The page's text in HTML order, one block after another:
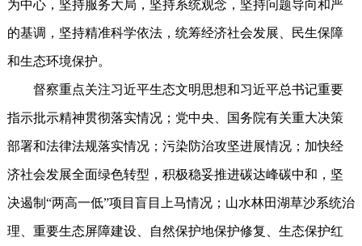
为中心，坚持服务大局，坚持系统观念，坚持问题导向和严
的基调，坚持精准科学依法，统筹经济社会发展、民生保障
和生态环境保护。
督察重点关注习近平生态文明思想和习近平总书记重要
指示批示精神贯彻落实情况；党中央、国务院有关重大决策
部署和法律法规落实情况；污染防治攻坚进展情况；加快经
济社会发展全面绿色转型，积极稳妥推进碳达峰碳中和，坚
决遏制“两高一低”项目盲目上马情况；山水林田湖草沙系统治
理、重要生态屏障建设、自然保护地保护修复、生态保护红